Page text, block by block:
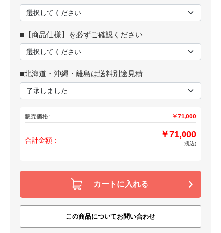
■【商品仕様】を必ずご確認ください
■北海道・沖縄・離島は送料別途見積
販売価格: ￥71,000
合計金額：
￥71,000
(税込)
カートに入れる
この商品についてお問い合わせ